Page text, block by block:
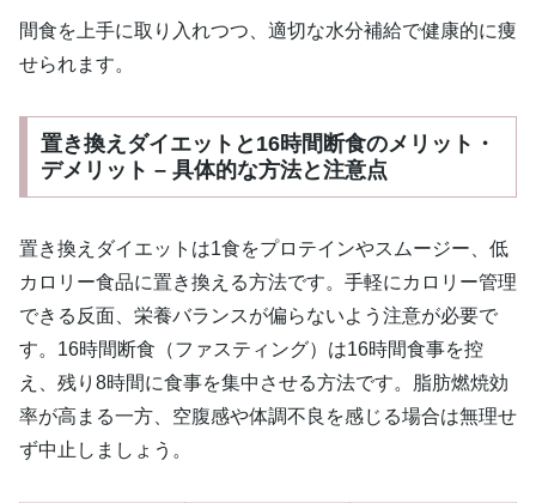
間食を上手に取り入れつつ、適切な水分補給で健康的に痩
せられます。
置き換えダイエットと16時間断食のメリット・
デメリット – 具体的な方法と注意点
置き換えダイエットは1食をプロテインやスムージー、低
カロリー食品に置き換える方法です。手軽にカロリー管理
できる反面、栄養バランスが偏らないよう注意が必要で
す。16時間断食（ファスティング）は16時間食事を控
え、残り8時間に食事を集中させる方法です。脂肪燃焼効
率が高まる一方、空腹感や体調不良を感じる場合は無理せ
ず中止しましょう。